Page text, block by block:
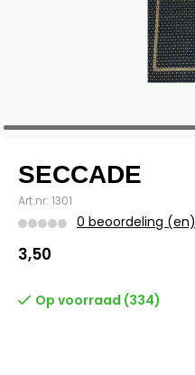
SECCADE
Art.nr: 1301
0 beoordeling (en)
3,50
Op voorraad (334)